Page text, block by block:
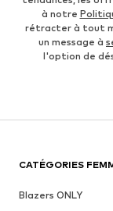
à notre
rétracter à tout
un message à
l'option de
CATÉGORIES
Blazers ONLY